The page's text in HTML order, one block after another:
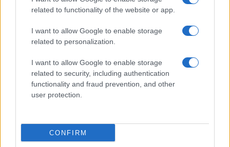
related to functionality of the website or app.
I want to allow Google to enable storage
related to personalization.
I want to allow Google to enable storage
related to security, including authentication
functionality and fraud prevention, and other
user protection.
CONFIRM
110 χρόνια από τη Γενοκτονία των Αρμενίων: Σε Αθήνα,
16/04/2025 - 10:59μμ